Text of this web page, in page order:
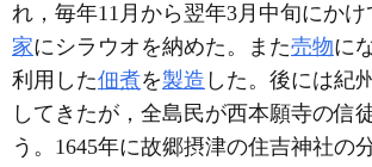
れ，毎年11月から翌年3月中旬にかけ
家にシラウオを納めた。また売物に
利用した佃煮を製造 した。後には紀
してきたが，全島民が西本願寺の信
う。1645年に故郷摂津の住吉神社の